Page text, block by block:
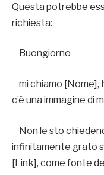
Questa potrebbe
richiesta:
Buongiorno
mi chiamo [Nome],
c’è una immagine di
Non le sto
infinitamente grato
[Link], come fonte